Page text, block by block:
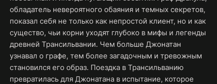
обладатель невероятного обаяния и темных секретов,
показал себя не только как непростой клиент, но и как
существо, чьи корни уходят глубоко в мифы и легенды
древней Трансильвании. Чем больше Джонатан
узнавал о графе, тем более загадочным и тревожным
становился его образ. Поездка в Трансильванию
превратилась для Джонатана в испытание, которое